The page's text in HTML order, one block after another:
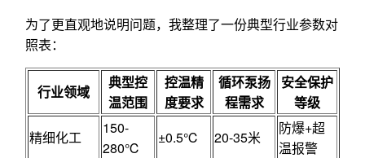
为了更直观地说明问题，我整理了一份典型行业参数对
照表：
行业领域
典型控
温范围
控温精
度要求
循环泵扬
程需求
安全保护
等级
精细化工
150-
280℃
±0.5℃ 20-35米
防爆+超
温报警